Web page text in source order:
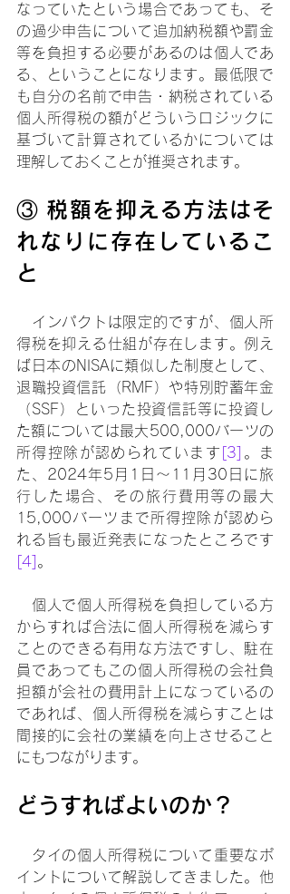
なっていたという場合であっても、そ
の過少申告について追加納税額や罰金
等を負担する必要があるのは個人であ
る、ということになります。最低限で
も自分の名前で申告・納税されている
個人所得税の額がどういうロジックに
基づいて計算されているかについては
理解しておくことが推奨されます。
③ 税額を抑える方法はそ
れなりに存在しているこ
と
インパクトは限定的ですが、個人所
得税を抑える仕組が存在します。例え
ば日本のNISAに類似した制度として、
退職投資信託（RMF）や特別貯蓄年金
（SSF）といった投資信託等に投資し
た額については最大500,000バーツの
所得控除が認められています [3]
。ま
た、2024年5月1日～11月30日に旅
行した場合、その旅行費用等の最大
15,000バーツまで所得控除が認めら
れる旨も最近発表になったところです
[4] 。
個人で個人所得税を負担している方
からすれば合法に個人所得税を減らす
ことのできる有用な方法ですし、駐在
員であってもこの個人所得税の会社負
担額が会社の費用計上になっているの
であれば、個人所得税を減らすことは
間接的に会社の業績を向上させること
にもつながります。
どうすればよいのか？
タイの個人所得税について重要なポ
イントについて解説してきました。他